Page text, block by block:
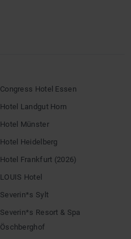
Congress Hotel Essen
Hotel Landgut Horn
Hotel Münster
Hotel Heidelberg
Hotel Frankfurt (2026)
LOUIS Hotel
Severin*s Sylt
Severin*s Resort & Spa
Öschberghof